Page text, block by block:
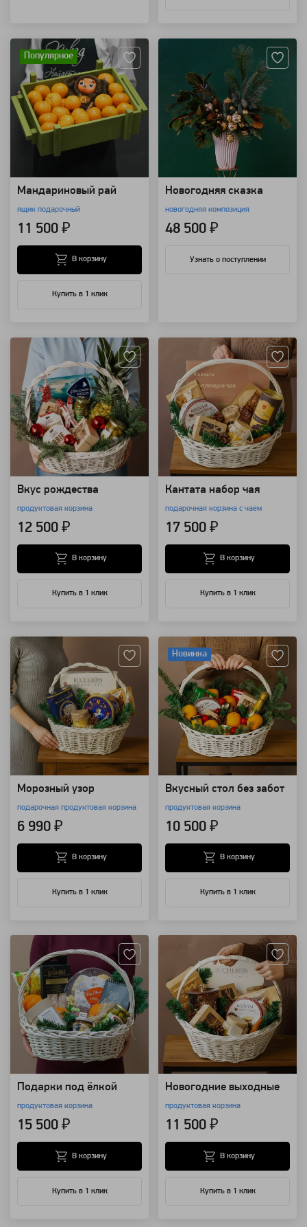
Популярное
Мандариновый рай
ящик подарочный
11 500 ₽
Купить в 1 клик
В корзину
Новогодняя сказка
новогодняя композиция
48 500 ₽
Узнать о поступлении
Вкус рождества
продуктовая корзина
12 500 ₽
Купить в 1 клик
В корзину
Кантата набор чая
подарочная корзина с чаем
17 500 ₽
Купить в 1 клик
В корзину
Морозный узор
подарочная продуктовая корзина
6 990 ₽
Купить в 1 клик
В корзину
Новинка
Вкусный стол без забот
продуктовая корзина
10 500 ₽
Купить в 1 клик
В корзину
Подарки под ёлкой
продуктовая корзина
15 500 ₽
Купить в 1 клик
В корзину
Новогодние выходные
продуктовая корзина
11 500 ₽
Купить в 1 клик
В корзину